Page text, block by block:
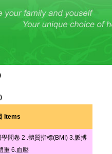
Items
學問卷 2 .體質指標(BMI) 3.脈搏
重 6.血壓